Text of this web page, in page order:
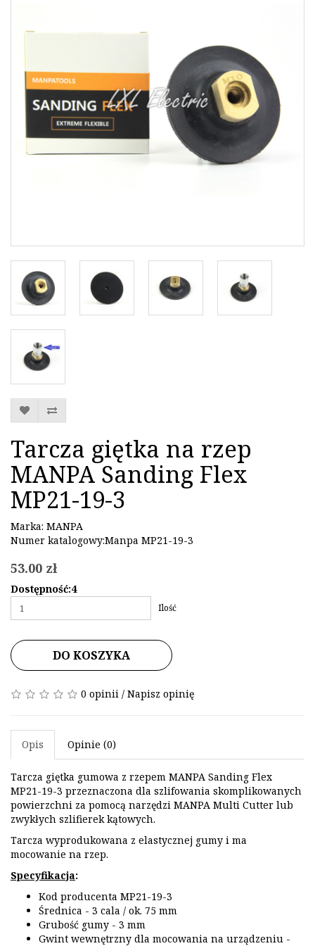
Tarcza giętka na rzep
MANPA Sanding Flex
MP21-19-3
Marka: MANPA
Numer katalogowy:Manpa MP21-19-3
53.00 zł
Dostępność:4
Ilość
DO KOSZYKA
0 opinii / Napisz opinię
Opis Opinie (0)
Tarcza giętka gumowa z rzepem MANPA Sanding Flex
MP21-19-3 przeznaczona dla szlifowania skomplikowanych
powierzchni za pomocą narzędzi MANPA Multi Cutter lub
zwykłych szlifierek kątowych.
Tarcza wyprodukowana z elastycznej gumy i ma
mocowanie na rzep.
Specyfikacja:
Kod producenta MP21-19-3
Średnica - 3 cala / ok. 75 mm
Grubość gumy - 3 mm
Gwint wewnętrzny dla mocowania na urządzeniu -